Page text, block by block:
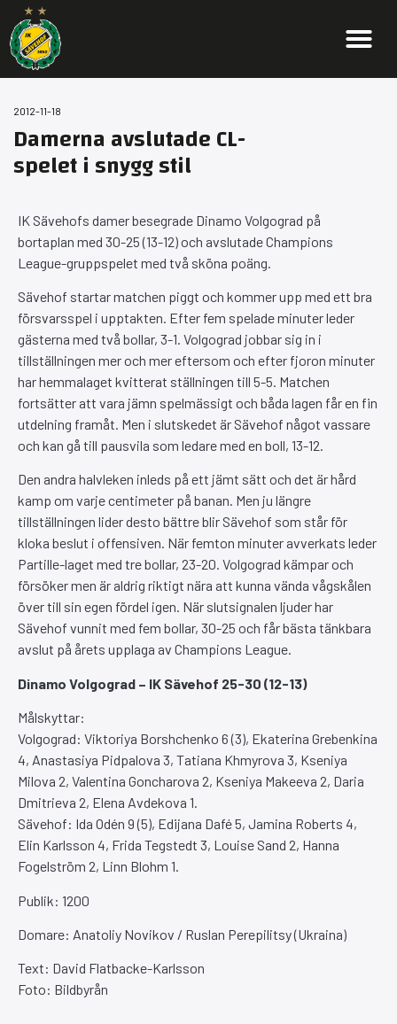
2012-11-18
Damerna avslutade CL-
spelet i snygg stil
IK Sävehofs damer besegrade Dinamo Volgograd på
bortaplan med 30-25 (13-12) och avslutade Champions
League-gruppspelet med två sköna poäng.
Sävehof startar matchen piggt och kommer upp med ett bra
försvarsspel i upptakten. Efter fem spelade minuter leder
gästerna med två bollar, 3-1. Volgograd jobbar sig in i
tillställningen mer och mer eftersom och efter fjoron minuter
har hemmalaget kvitterat ställningen till 5-5. Matchen
fortsätter att vara jämn spelmässigt och båda lagen får en fin
utdelning framåt. Men i slutskedet är Sävehof något vassare
och kan gå till pausvila som ledare med en boll, 13-12.
Den andra halvleken inleds på ett jämt sätt och det är hård
kamp om varje centimeter på banan. Men ju längre
tillställningen lider desto bättre blir Sävehof som står för
kloka beslut i offensiven. När femton minuter avverkats leder
Partille-laget med tre bollar, 23-20. Volgograd kämpar och
försöker men är aldrig riktigt nära att kunna vända vågskålen
över till sin egen fördel igen. När slutsignalen ljuder har
Sävehof vunnit med fem bollar, 30-25 och får bästa tänkbara
avslut på årets upplaga av Champions League.
Dinamo Volgograd – IK Sävehof 25-30 (12-13)
Målskyttar:
Volgograd: Viktoriya Borshchenko 6 (3), Ekaterina Grebenkina
4, Anastasiya Pidpalova 3, Tatiana Khmyrova 3, Kseniya
Milova 2, Valentina Goncharova 2, Kseniya Makeeva 2, Daria
Dmitrieva 2, Elena Avdekova 1.
Sävehof: Ida Odén 9 (5), Edijana Dafé 5, Jamina Roberts 4,
Elin Karlsson 4, Frida Tegstedt 3, Louise Sand 2, Hanna
Fogelström 2, Linn Blohm 1.
Publik: 1200
Domare: Anatoliy Novikov / Ruslan Perepilitsy (Ukraina)
Text: David Flatbacke-Karlsson
Foto: Bildbyrån